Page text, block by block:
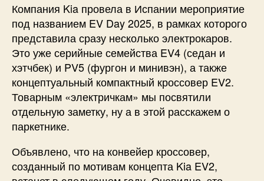
Компания Kia провела в Испании мероприятие
под названием EV Day 2025, в рамках которого
представила сразу несколько электрокаров.
Это уже серийные семейства EV4 (седан и
хэтчбек) и PV5 (фургон и минивэн), а также
концептуальный компактный кроссовер EV2.
Товарным «электричкам» мы посвятили
отдельную заметку, ну а в этой расскажем о
паркетнике.
Объявлено, что на конвейер кроссовер,
созданный по мотивам концепта Kia EV2,